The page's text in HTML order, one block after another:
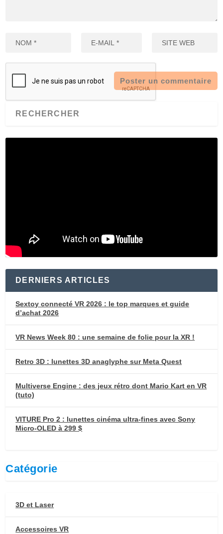
DERNIERS ARTICLES
Sextoy connecté VR 2026 : le top marques et guide
d’achat 2026
VR News Week 80 : une semaine de folie pour la XR !
Retro 3D : lunettes 3D anaglyphe sur Meta Quest
Multiverse Engine : des jeux rétro dont Mario Kart en VR
(tuto)
VITURE Pro 2 : lunettes cinéma ultra-fines avec Sony
Micro-OLED à 299 $
Catégorie
3D et Laser
Accessoires VR